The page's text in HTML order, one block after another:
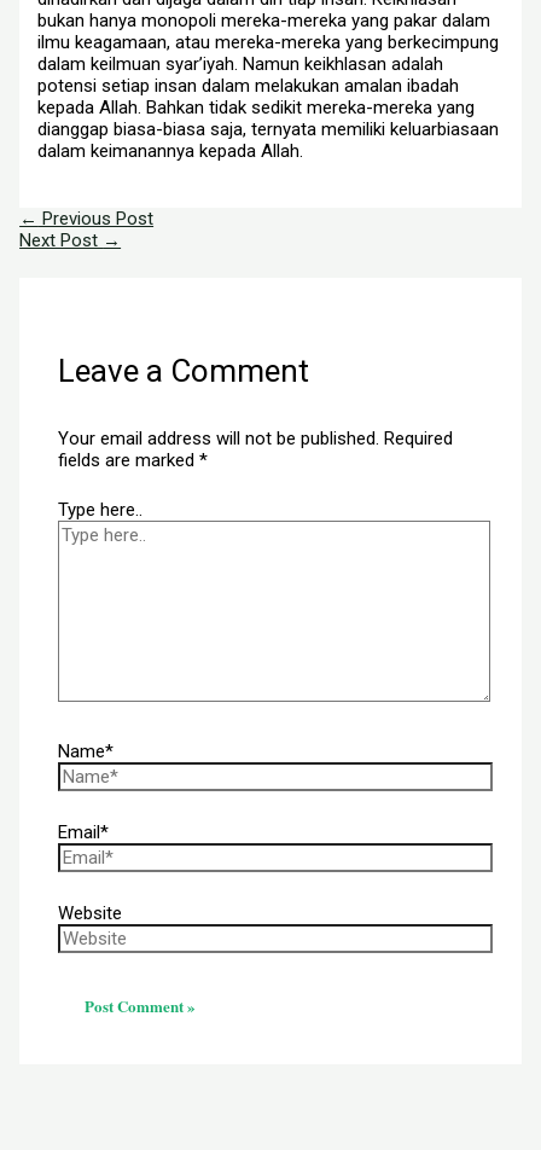
bukan hanya monopoli mereka-mereka yang pakar dalam
ilmu keagamaan, atau mereka-mereka yang berkecimpung
dalam keilmuan syar’iyah. Namun keikhlasan adalah
potensi setiap insan dalam melakukan amalan ibadah
kepada Allah. Bahkan tidak sedikit mereka-mereka yang
dianggap biasa-biasa saja, ternyata memiliki keluarbiasaan
dalam keimanannya kepada Allah.
← Previous Post
Next Post →
Leave a Comment
Your email address will not be published. Required
fields are marked*
Type here..
Name*
Email*
Website